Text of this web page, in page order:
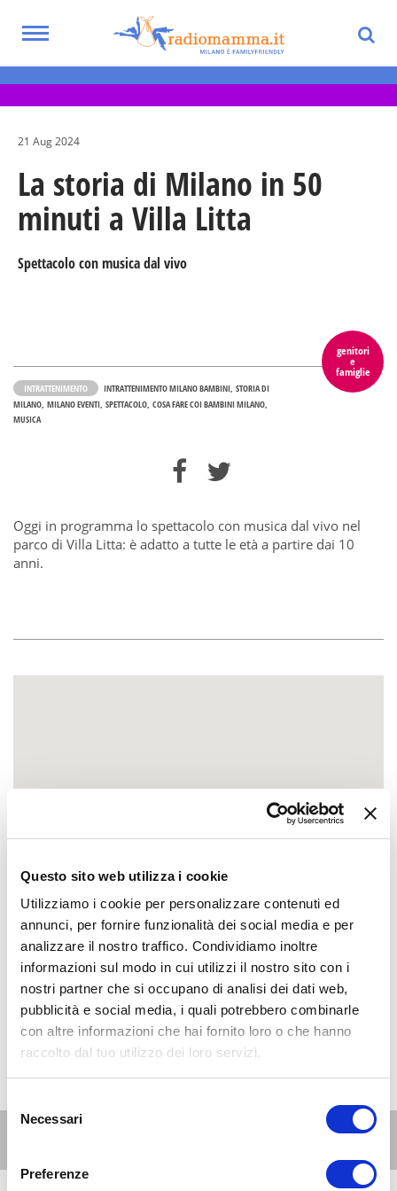
Questo sito web utilizza i cookie
Utilizziamo i cookie per personalizzare contenuti ed
annunci, per fornire funzionalità dei social media e per
analizzare il nostro traffico. Condividiamo inoltre
informazioni sul modo in cui utilizzi il nostro sito con i
nostri partner che si occupano di analisi dei dati web,
pubblicità e social media, i quali potrebbero combinarle
con altre informazioni che hai fornito loro o che hanno
raccolto dal tuo utilizzo dei loro servizi.
delNecessari
Preferenze
main
Toggle
Eventi per bambini, ragazzi e adolescenti
nella Città Metropolitana di Milano
21 Aug 2024
La storia di Milano in 50
minuti a Villa Litta
Spettacolo con musica dal vivo
genitori
e
famiglie
INTRATTENIMENTO INTRATTENIMENTO MILANO BAMBINI STORIA DI
MILANO MILANO EVENTI SPETTACOLO COSA FARE COI BAMBINI MILANO
MUSICA
Oggi in programma lo spettacolo con musica dal vivo nel
parco di Villa Litta: è adatto a tutte le età a partire dai 10
anni.
Altri eventi per questa età